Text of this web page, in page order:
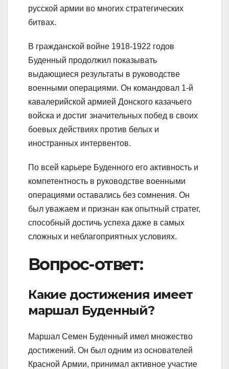
русской армии во многих стратегических
битвах.
В гражданской войне 1918-1922 годов
Буденный продолжил показывать
выдающиеся результаты в руководстве
военными операциями. Он командовал 1-й
кавалерийской армией Донского казачьего
войска и достиг значительных побед в своих
боевых действиях против белых и
иностранных интервентов.
По всей карьере Буденного его активность и
компетентность в руководстве военными
операциями оставались без сомнения. Он
был уважаем и признан как опытный стратег,
способный достичь успеха даже в самых
сложных и неблагоприятных условиях.
Вопрос-ответ:
Какие достижения имеет
маршал Буденный?
Маршал Семен Буденный имел множество
достижений. Он был одним из основателей
Красной Армии, принимал активное участие